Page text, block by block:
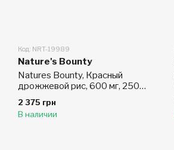
Код: NRT-19989
Nature's Bounty
Natures Bounty, Красный
дрожжевой рис, 600 мг, 250
капсул
2 375 грн
В наличии